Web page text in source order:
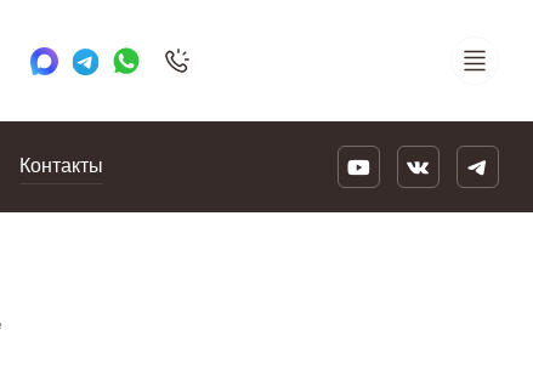
Контакты